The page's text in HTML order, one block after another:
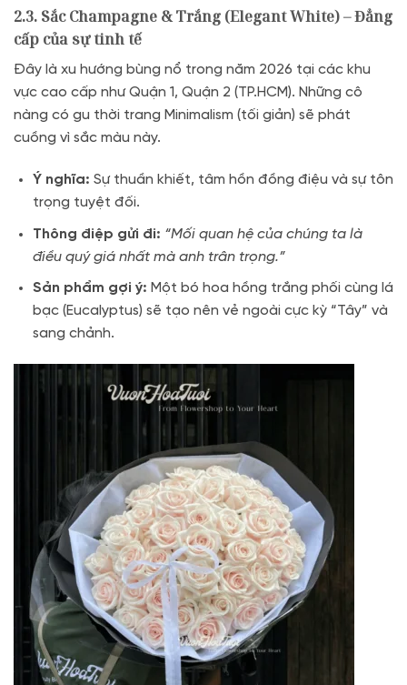
2.3. Sắc Champagne & Trắng (Elegant White) – Đẳng
cấp của sự tinh tế
Đây là xu hướng bùng nổ trong năm 2026 tại các khu
vực cao cấp như Quận 1, Quận 2 (TP.HCM). Những cô
nàng có gu thời trang Minimalism (tối giản) sẽ phát
cuồng vì sắc màu này.
Ý nghĩa: Sự thuần khiết, tâm hồn đồng điệu và sự tôn
trọng tuyệt đối.
Thông điệp gửi đi: “Mối quan hệ của chúng ta là
điều quý giá nhất mà anh trân trọng.”
Sản phẩm gợi ý: Một bó hoa hồng trắng phối cùng lá
bạc (Eucalyptus) sẽ tạo nên vẻ ngoài cực kỳ “Tây” và
sang chảnh.